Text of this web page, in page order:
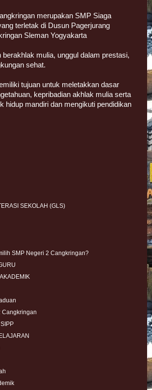
merupakan SMP Siaga
terletak di Dusun Pagerjurang
Sleman Yogyakarta
berakhlak mulia, unggul dalam prestasi,
sehat.
tujuan untuk meletakkan dasar
kepribadian akhlak mulia serta
hidup mandiri dan mengikuti pendidikan
SEKOLAH (GLS)
SMP Negeri 2 Cangkringan?
Cangkringan